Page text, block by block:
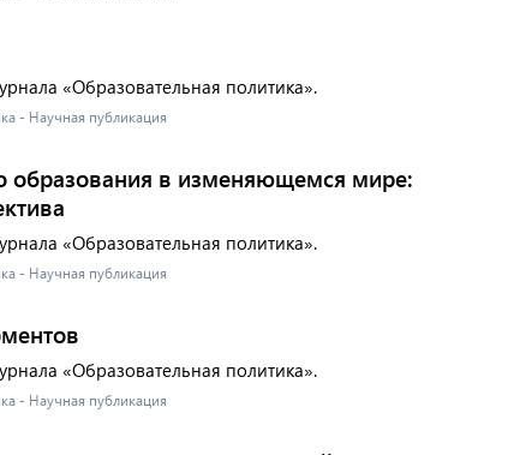
«Образовательная политика».
- Научная публикация
образования в изменяющемся мире:
«Образовательная политика».
- Научная публикация
«Образовательная политика».
- Научная публикация